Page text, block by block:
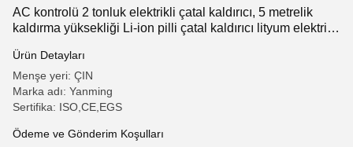
AC kontrolü 2 tonluk elektrikli çatal kaldırıcı, 5 metrelik
kaldırma yüksekliği Li-ion pilli çatal kaldırıcı lityum elektrikli
Ürün Detayları
Menşe yeri: ÇIN
Marka adı: Yanming
Sertifika: ISO,CE,EGS
Ödeme ve Gönderim Koşulları